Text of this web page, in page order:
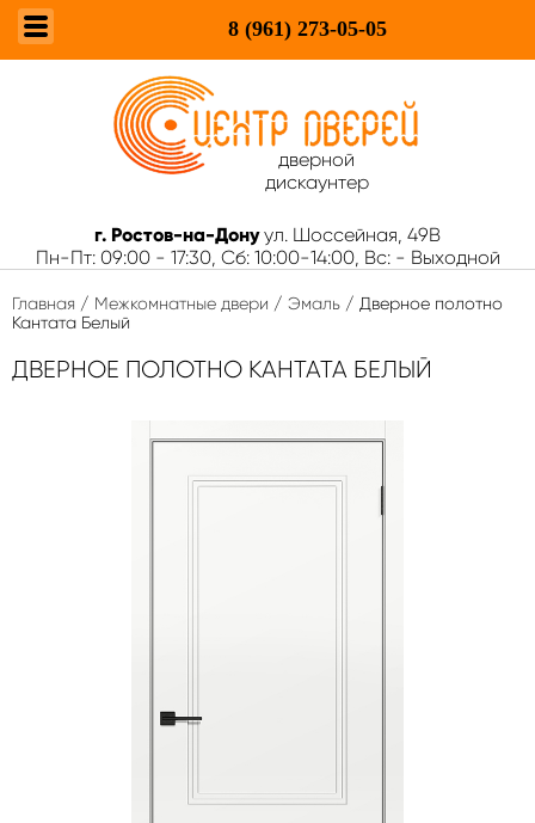
8 (961) 273-05-05
дверной
дискаунтер
г. Ростов-на-Дону ул. Шоссейная, 49В
Пн-Пт: 09:00 - 17:30, Сб: 10:00-14:00, Вс: - Выходной
Главная / Межкомнатные двери / Эмаль / Дверное полотно
Кантата Белый
ДВЕРНОЕ ПОЛОТНО КАНТАТА БЕЛЫЙ